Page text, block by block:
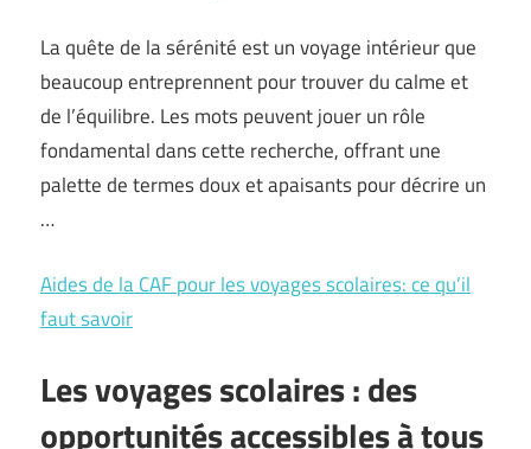
La quête de la sérénité est un voyage intérieur que
beaucoup entreprennent pour trouver du calme et
de l’équilibre. Les mots peuvent jouer un rôle
fondamental dans cette recherche, offrant une
palette de termes doux et apaisants pour décrire un
…
Aides de la CAF pour les voyages scolaires: ce qu’il
faut savoir
Les voyages scolaires : des
opportunités accessibles à tous